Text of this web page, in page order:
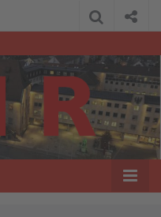
wir-hn.de –
wirland.eu